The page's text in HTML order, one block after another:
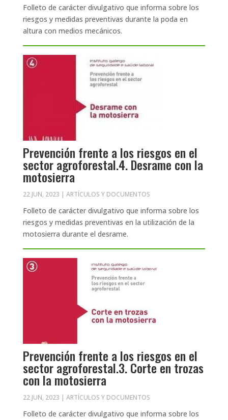
Folleto de carácter divulgativo que informa sobre los
riesgos y medidas preventivas durante la poda en
altura con medios mecánicos.
Prevención frente a los riesgos en el
sector agroforestal.4. Desrame con la
motosierra
22 JUN, 2023 | ARTÍCULOS Y DOCUMENTOS
Folleto de carácter divulgativo que informa sobre los
riesgos y medidas preventivas en la utilización de la
motosierra durante el desrame.
Prevención frente a los riesgos en el
sector agroforestal.3. Corte en trozas
con la motosierra
22 JUN, 2023 | ARTÍCULOS Y DOCUMENTOS
Folleto de carácter divulgativo que informa sobre los